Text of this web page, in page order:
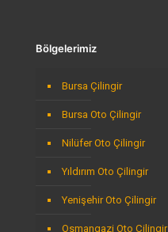
Bölgelerimiz
Bursa Çilingir
Bursa Oto Çilingir
Nilüfer Oto Çilingir
Yıldırım Oto Çilingir
Yenişehir Oto Çilingir
Osmangazi Oto Çilingir